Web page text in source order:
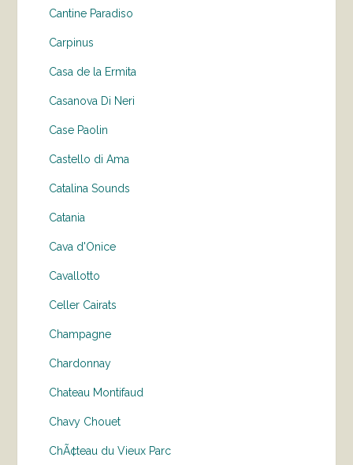
Cantine Paradiso
Carpinus
Casa de la Ermita
Casanova Di Neri
Case Paolin
Castello di Ama
Catalina Sounds
Catania
Cava d'Onice
Cavallotto
Celler Cairats
Champagne
Chardonnay
Chateau Montifaud
Chavy Chouet
ChÃ¢teau du Vieux Parc